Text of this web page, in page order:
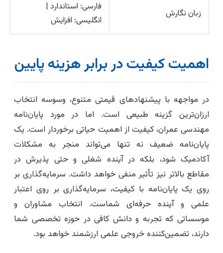
زبان نگارش
فارسی: استاندارد |
انگلیسی: افزایش
اهمیت کیفیت در برابر هزینه پایین
در مواجهه با پیشنهادهای قیمتی متنوع، وسوسه انتخاب
ارزان‌ترین گزینه طبیعی است. اما در مورد پایان‌نامه
مهندسی عمران، کیفیت از اهمیت حیاتی برخوردار است. یک
پایان‌نامه ضعیف نه تنها می‌تواند منجر به مشکلات
آکادمیک شود، بلکه در آینده شغلی و حتی پذیرش در
مقاطع بالاتر نیز تأثیر منفی خواهد داشت. سرمایه‌گذاری بر
روی یک پایان‌نامه با کیفیت، سرمایه‌گذاری بر روی اعتبار
علمی و آینده حرفه‌ای شماست. انتخاب مشاوران و
موسساتی که تجربه و دانش کافی در حوزه تخصصی شما
دارند، تضمین‌کننده خروجی علمی ارزشمند خواهد بود.